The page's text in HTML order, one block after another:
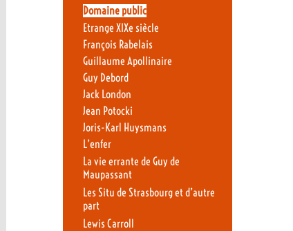
Domaine public
Etrange XIXe siècle
François Rabelais
Guillaume Apollinaire
Guy Debord
Jack London
Jean Potocki
Joris-Karl Huysmans
L’enfer
La vie errante de Guy de
Maupassant
Les Situ de Strasbourg et d’autre
part
Lewis Carroll